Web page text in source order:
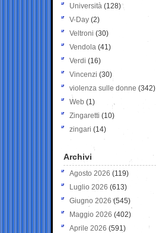
Università (128)
V-Day (2)
Veltroni (30)
Vendola (41)
Verdi (16)
Vincenzi (30)
violenza sulle donne (342)
Web (1)
Zingaretti (10)
zingari (14)
Archivi
Agosto 2026 (119)
Luglio 2026 (613)
Giugno 2026 (545)
Maggio 2026 (402)
Aprile 2026 (591)